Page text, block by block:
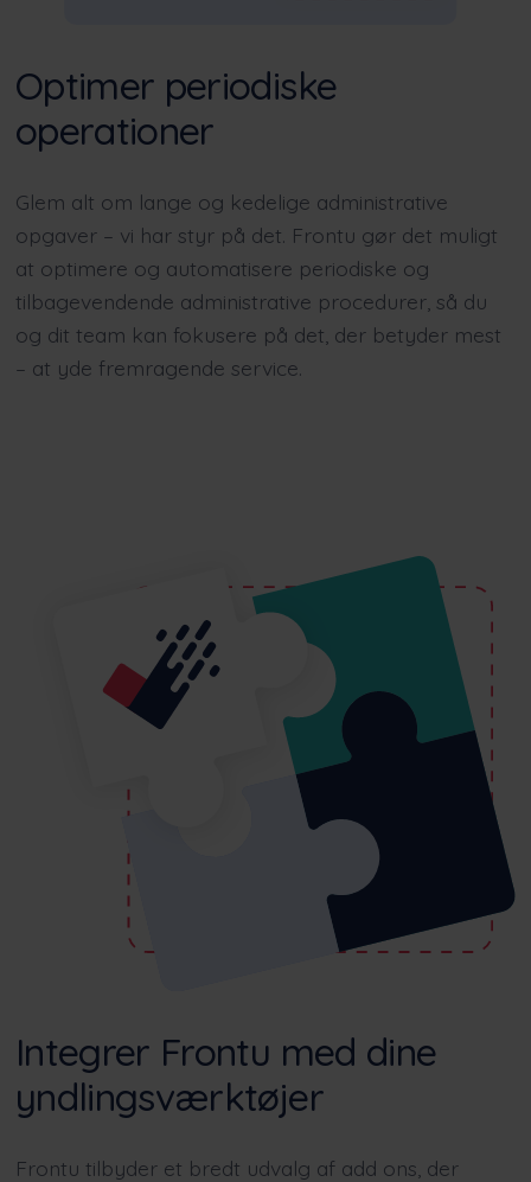
Optimer periodiske
operationer
Glem alt om lange og kedelige administrative
opgaver – vi har styr på det. Frontu gør det muligt
at optimere og automatisere periodiske og
tilbagevendende administrative procedurer, så du
og dit team kan fokusere på det, der betyder mest
– at yde fremragende service.
Integrer Frontu med dine
yndlingsværktøjer
Frontu tilbyder et bredt udvalg af add ons, der